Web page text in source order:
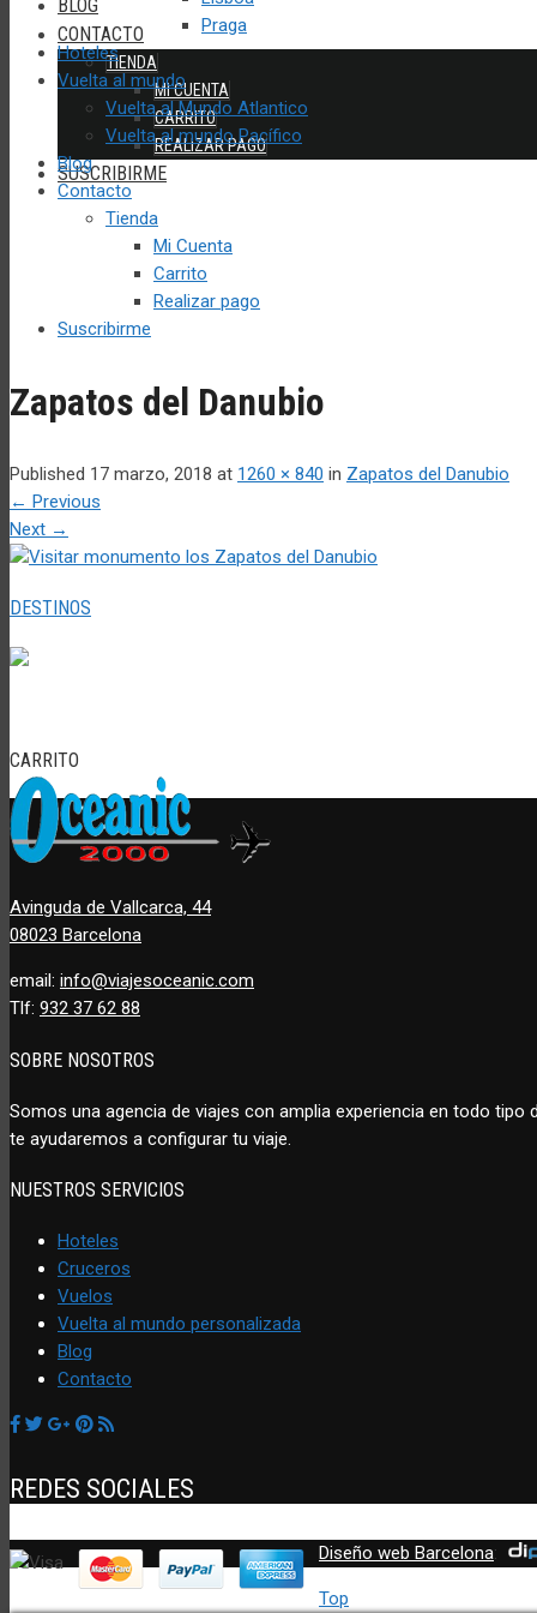
BLOG
CONTACTO
TIENDA
MI CUENTA
CARRITO
REALIZAR PAGO
SUSCRIBIRME
Praga
Hoteles
Vuelta al mundo
Vuelta al Mundo Atlantico
Vuelta al mundo Pacífico
Blog
Contacto
Tienda
Mi Cuenta
Carrito
Realizar pago
Suscribirme
Zapatos del Danubio
Published 17 marzo, 2018 at 1260 × 840 in Zapatos del Danubio
← Previous
Next →
DESTINOS
CARRITO
Avinguda de Vallcarca, 44
08023 Barcelona
email: info@viajesoceanic.com
Tlf: 932 37 62 88
SOBRE NOSOTROS
Somos una agencia de viajes con amplia experiencia en todo
te ayudaremos a configurar tu viaje.
NUESTROS SERVICIOS
Hoteles
Cruceros
Vuelos
Vuelta al mundo personalizada
Blog
Contacto
REDES SOCIALES
Diseño web Barcelona:
Top